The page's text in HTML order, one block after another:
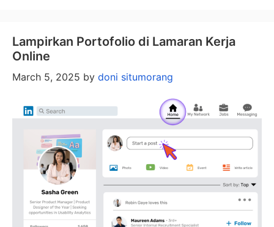
Lampirkan Portofolio di Lamaran Kerja
Online
March 5, 2025 by doni situmorang